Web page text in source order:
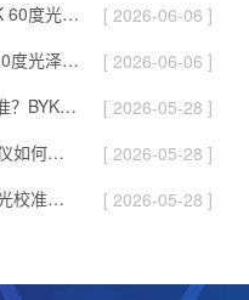
高光泽金属表面光泽度测量难点：BYK 60度光泽仪0-2000GU…
[ 2026-06-06 ]
塑料件光泽度批次一致性控制：BYK 60度光泽仪0.2GU重复性如…
[ 2026-06-06 ]
涂料光泽度检测如何符合ISO 2813标准？BYK 60度光泽仪实…
[ 2026-05-28 ]
告别千分表自准直仪：XK10激光校准仪如何提升几何量测量效率？
[ 2026-05-28 ]
主轴方向偏差影响加工精度？XK10激光校准仪实现快速校直
[ 2026-05-28 ]